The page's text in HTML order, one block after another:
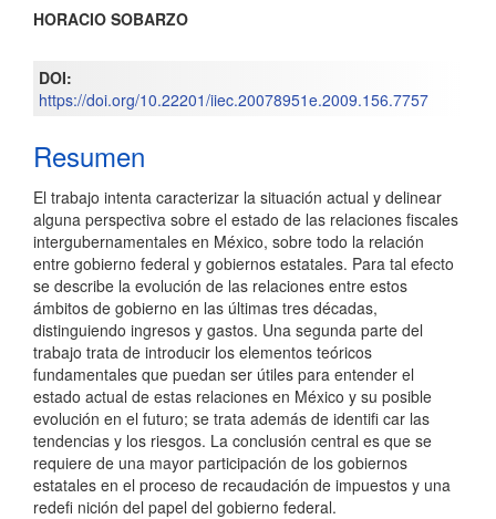
Contenido
principal
del
artículo
HORACIO SOBARZO
DOI:
https://doi.org/10.22201/iiec.20078951e.2009.156.7757
Resumen
El trabajo intenta caracterizar la situación actual y delinear
alguna perspectiva sobre el estado de las relaciones fiscales
intergubernamentales en México, sobre todo la relación
entre gobierno federal y gobiernos estatales. Para tal efecto
se describe la evolución de las relaciones entre estos
ámbitos de gobierno en las últimas tres décadas,
distinguiendo ingresos y gastos. Una segunda parte del
trabajo trata de introducir los elementos teóricos
fundamentales que puedan ser útiles para entender el
estado actual de estas relaciones en México y su posible
evolución en el futuro; se trata además de identifi car las
tendencias y los riesgos. La conclusión central es que se
requiere de una mayor participación de los gobiernos
estatales en el proceso de recaudación de impuestos y una
redefi nición del papel del gobierno federal.